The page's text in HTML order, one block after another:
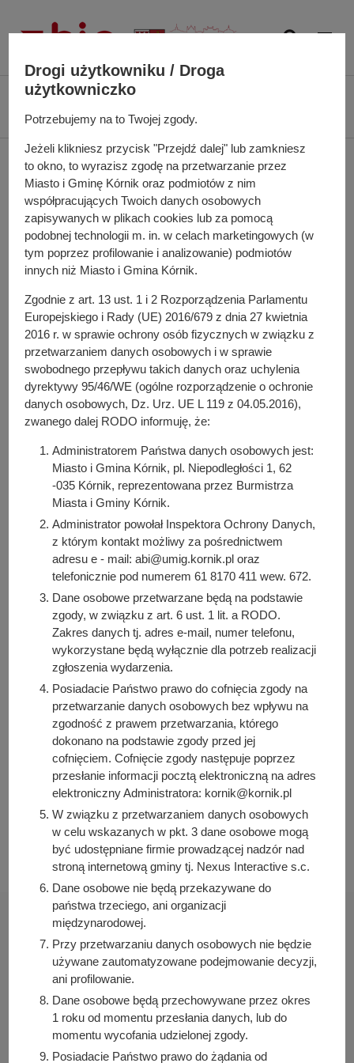
Biuletyn Informacji Publicznej UMiG Kórnik
Urzędu Miasta i Gminy Kórnik
Wydział Ochrony Środowiska i Rolnictwa
Wydział Ochrony
Środowiska i Rolnictwa
Urząd Miasta i Gminy Kórnik
Plac Niepodległości 42
62-035 Kórnik
Kontakt:
+48 61 81 70 411 wew. 616
e-mail:ochrona.srodowiska@kornik.pl
Kierownik: Sławomir Zakrzewski, +48 61 81 70 411 wew.
616
Pracownicy:
Zastępca kierownika - Krzysztof Ratajczak,+48 61 81 70
411 wew. 671
Specjalista - Sylwia Matuszkiewicz,
wew. 698
Podinspektor - Magdalena Andryszak,+48 61 81 70 411
wew. 698
Specjalista - Anna Feszczyn,
Specjalista - Martyna Bręcz,+48 61 81 70 411 wew. 605
Osoba odpowiedzialna za treść:
Bartosz Przybylski
Osoba odpowiedzialna za publikację:
Bartosz Przybylski
Data wytworzenia:
2021-05-06 12:00:00
Data publikacji:
2021-05-06 12:00:00
Data ostatniej modyfikacji:
2024-05-09 14:29:26
Urząd Miasta i Gminy Kórnik
pl. Niepodległości 1
62-035 Kórnik
Drogi użytkowniku / Droga
użytkowniczko
Potrzebujemy na to Twojej zgody.
Jeżeli klikniesz przycisk "Przejdź dalej" lub zamkniesz
to okno, to wyrazisz zgodę na przetwarzanie przez
Miasto i Gminę Kórnik oraz podmiotów z nim
współpracujących Twoich danych osobowych
zapisywanych w plikach cookies lub za pomocą
podobnej technologii m. in. w celach marketingowych (w
tym poprzez profilowanie i analizowanie) podmiotów
innych niż Miasto i Gmina Kórnik.
Zgodnie z art. 13 ust. 1 i 2 Rozporządzenia Parlamentu
Europejskiego i Rady (UE) 2016/679 z dnia 27 kwietnia
2016 r. w sprawie ochrony osób fizycznych w związku z
przetwarzaniem danych osobowych i w sprawie
swobodnego przepływu takich danych oraz uchylenia
dyrektywy 95/46/WE (ogólne rozporządzenie o ochronie
danych osobowych, Dz. Urz. UE L 119 z 04.05.2016),
zwanego dalej RODO informuję, że:
Administratorem Państwa danych osobowych jest:
Miasto i Gmina Kórnik, pl. Niepodległości 1, 62
-035 Kórnik, reprezentowana przez Burmistrza
Miasta i Gminy Kórnik.
Administrator powołał Inspektora Ochrony Danych,
z którym kontakt możliwy za pośrednictwem
adresu e - mail: abi@umig.kornik.pl oraz
telefonicznie pod numerem 61 8170 411 wew. 672.
Dane osobowe przetwarzane będą na podstawie
zgody, w związku z art. 6 ust. 1 lit. a RODO.
Zakres danych tj. adres e-mail, numer telefonu,
wykorzystane będą wyłącznie dla potrzeb realizacji
zgłoszenia wydarzenia.
Posiadacie Państwo prawo do cofnięcia zgody na
przetwarzanie danych osobowych bez wpływu na
zgodność z prawem przetwarzania, którego
dokonano na podstawie zgody przed jej
cofnięciem. Cofnięcie zgody następuje poprzez
przesłanie informacji pocztą elektroniczną na adres
elektroniczny Administratora: kornik@kornik.pl
W związku z przetwarzaniem danych osobowych
w celu wskazanych w pkt. 3 dane osobowe mogą
być udostępniane firmie prowadzącej nadzór nad
stroną internetową gminy tj. Nexus Interactive s.c.
Dane osobowe nie będą przekazywane do
państwa trzeciego, ani organizacji
międzynarodowej.
Przy przetwarzaniu danych osobowych nie będzie
używane zautomatyzowane podejmowanie decyzji,
ani profilowanie.
Dane osobowe będą przechowywane przez okres
1 roku od momentu przesłania danych, lub do
momentu wycofania udzielonej zgody.
Posiadacie Państwo prawo do żądania od